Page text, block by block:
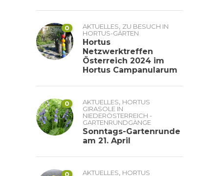
0 AKTUELLES, ZU BESUCH IN
HORTUS-GÄRTEN
Hortus
Netzwerktreffen
Österreich 2024 im
Hortus Campanularum
0 AKTUELLES, HORTUS
GIRASOLE IN
NIEDERÖSTERREICH -
GARTENRUNDGÄNGE
Sonntags-Gartenrunde
am 21. April
0 AKTUELLES, HORTUS